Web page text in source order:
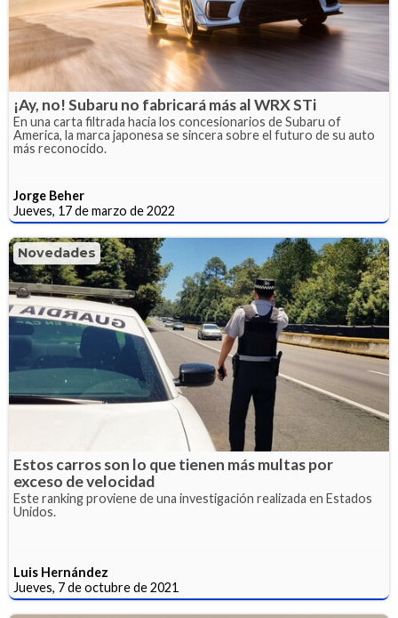
¡Ay, no! Subaru no fabricará más al WRX STi
En una carta filtrada hacia los concesionarios de Subaru of
America, la marca japonesa se sincera sobre el futuro de su auto
más reconocido.
Jorge Beher
Jueves, 17 de marzo de 2022
Novedades
Estos carros son lo que tienen más multas por
exceso de velocidad
Este ranking proviene de una investigación realizada en Estados
Unidos.
Luis Hernández
Jueves, 7 de octubre de 2021